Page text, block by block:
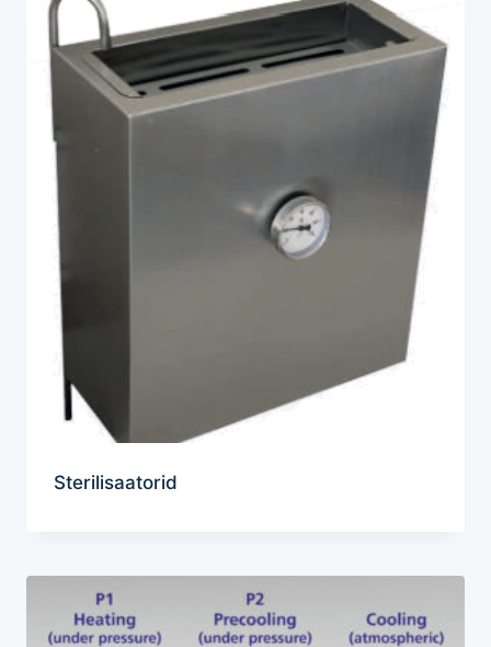
Sterilisaatorid